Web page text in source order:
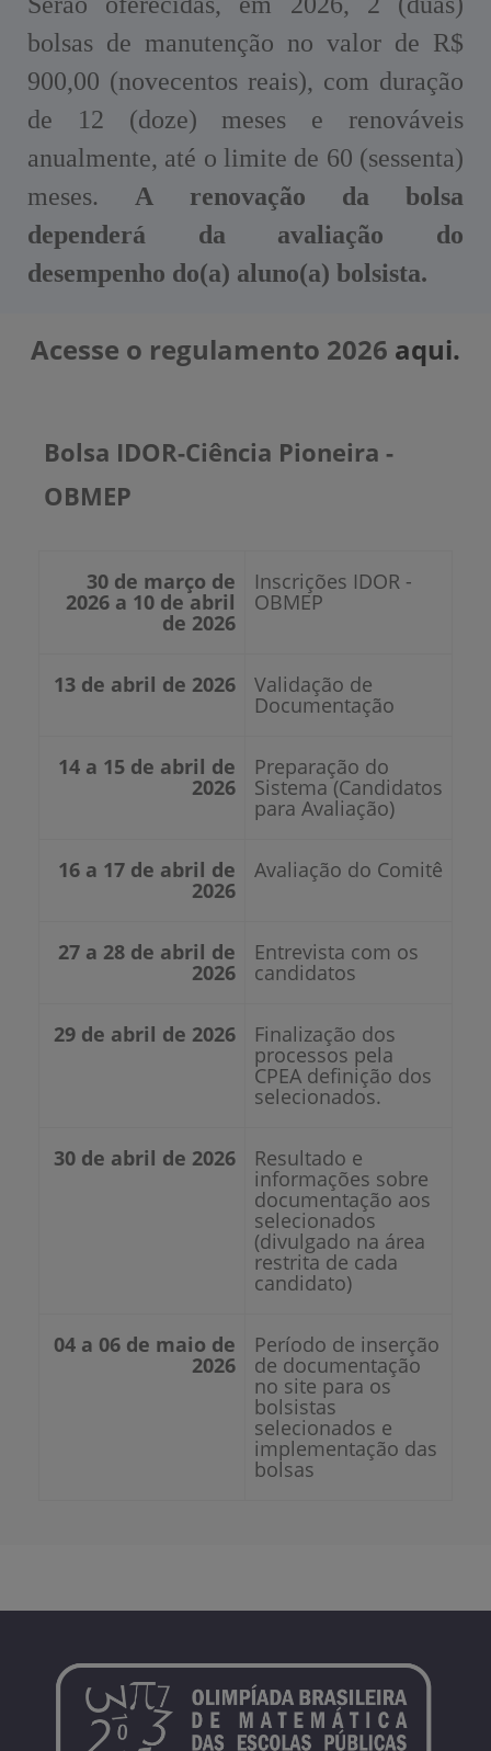
bolsas de manutenção no valor de R$
900,00 (novecentos reais), com duração
de 12 (doze) meses e renováveis
anualmente, até o limite de 60 (sessenta)
meses.A renovação da bolsa
dependerá da avaliação do
desempenho do(a) aluno(a) bolsista.
Acesse o regulamento 2026 aqui.
Bolsa IDOR-Ciência Pioneira -
OBMEP
30 de março de
2026 a 10 de abril
de 2026
Inscrições IDOR -
OBMEP
13 de abril de 2026 Validação de
Documentação
14 a 15 de abril de
2026
Preparação do
Sistema (Candidatos
para Avaliação)
16 a 17 de abril de
2026
Avaliação do Comitê
27 a 28 de abril de
2026
Entrevista com os
candidatos
29 de abril de 2026 Finalização dos
processos pela
CPEA definição dos
selecionados.
30 de abril de 2026 Resultado e
informações sobre
documentação aos
selecionados
(divulgado na área
restrita de cada
candidato)
04 a 06 de maio de
2026
Período de inserção
de documentação
no site para os
bolsistas
selecionados e
implementação das
bolsas